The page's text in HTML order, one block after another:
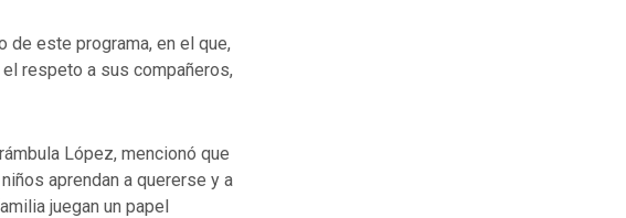
de este programa, en el que,
respeto a sus compañeros,
López, mencionó que
aprendan a quererse y a
juegan un papel